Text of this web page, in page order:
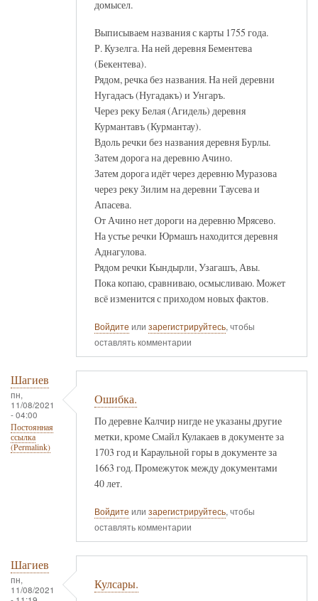
домысел.
Выписываем названия с карты 1755 года.
Р. Кузелга. На ней деревня Бементева
(Бекентева).
Рядом, речка без названия. На ней деревни
Нугадасъ (Нугадакъ) и Унгаръ.
Через реку Белая (Агидель) деревня
Курмантавъ (Курмантау).
Вдоль речки без названия деревня Бурлы.
Затем дорога на деревню Ачино.
Затем дорога идёт через деревню Муразова
через реку Зилим на деревни Таусева и
Апасева.
От Ачино нет дороги на деревню Мрясево.
На устье речки Юрмашъ находится деревня
Аднагулова.
Рядом речки Кындырли, Узагашъ, Авы.
Пока копаю, сравниваю, осмысливаю. Может
всё изменится с приходом новых фактов.
Войдите или зарегистрируйтесь, чтобы
оставлять комментарии
Шагиев
пн,
11/08/2021
- 04:00
Постоянная
ссылка
(Permalink)
Ошибка.
По деревне Калчир нигде не указаны другие
метки, кроме Смайл Кулакаев в документе за
1703 год и Караульной горы в документе за
1663 год. Промежуток между документами
40 лет.
Войдите или зарегистрируйтесь, чтобы
оставлять комментарии
Шагиев
пн,
11/08/2021
Кулсары.